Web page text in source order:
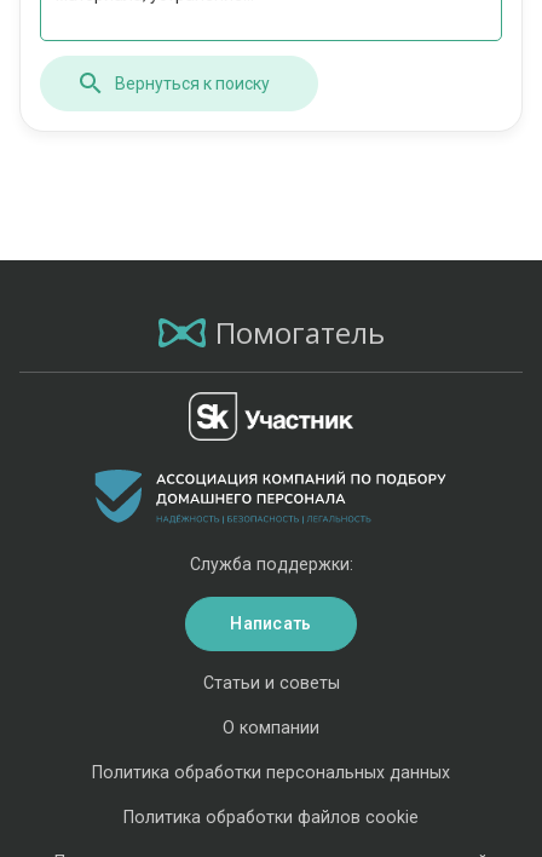
Вернуться к поиску
Помогатель
Статьи и советы
О компании
Политика обработки персональных данных
Политика обработки файлов cookie
Служба поддержки:
Написать